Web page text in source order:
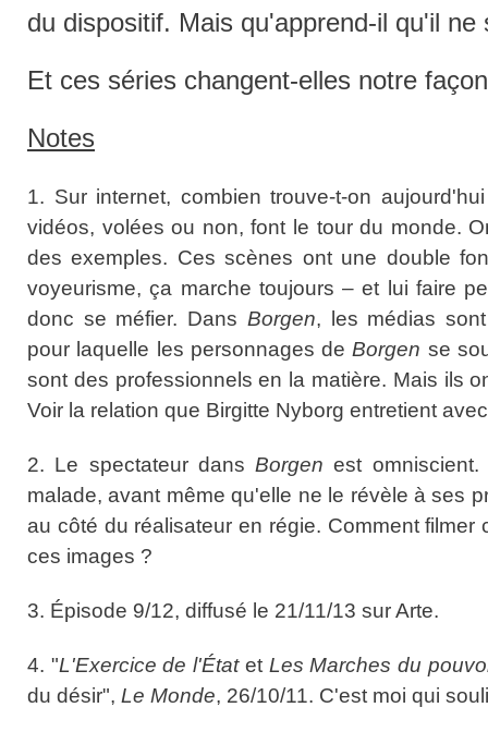
du dispositif. Mais qu'apprend-il qu'il ne
Et ces séries changent-elles notre
Notes
1. Sur internet, combien trouve-t-on
vidéos, volées ou non, font le tour du monde.
des exemples. Ces scènes ont une double
voyeurisme, ça marche toujours – et lui faire
donc se méfier. Dans Borgen, les médias
pour laquelle les personnages deBorgen se
sont des professionnels en la matière. Mais ils
Voir la relation que Birgitte Nyborg entretient
2. Le spectateur dans Borgen est
malade, avant même qu'elle ne le révèle à ses
au côté du réalisateur en régie. Comment filmer
ces images ?
3. Épisode 9/12, diffusé le 21/11/13 sur Arte.
4. "L'Exercice de l'Étatet Les Marches du
du désir", Le Monde, 26/10/11. C'est moi qui